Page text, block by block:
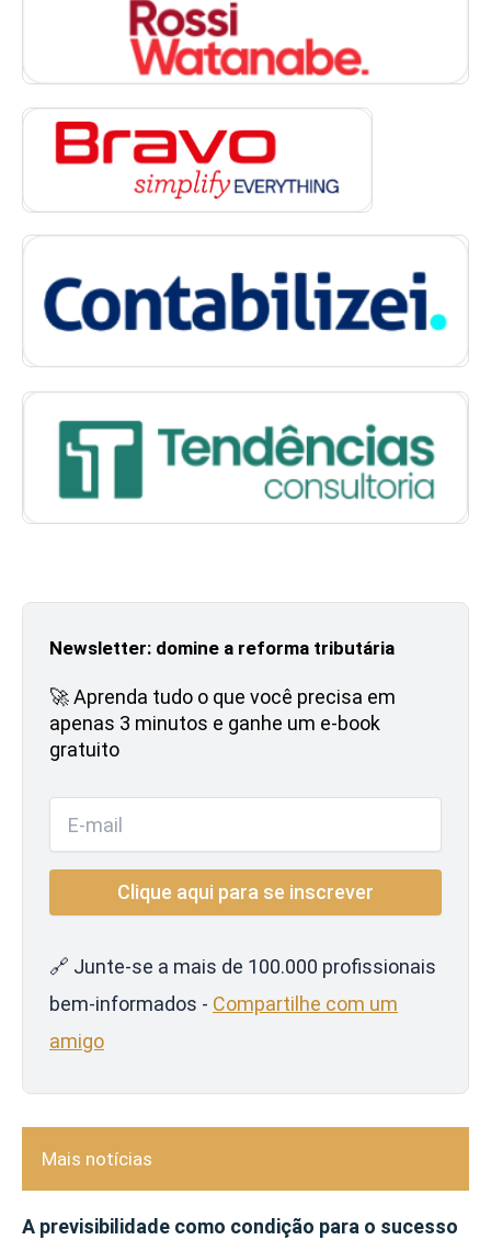
Newsletter: domine a reforma tributária
🚀 Aprenda tudo o que você precisa em
apenas 3 minutos e ganhe um e-book
gratuito
🔗 Junte-se a mais de 100.000 profissionais
bem-informados - Compartilhe com um
amigo
Mais notícias
A previsibilidade como condição para o sucesso